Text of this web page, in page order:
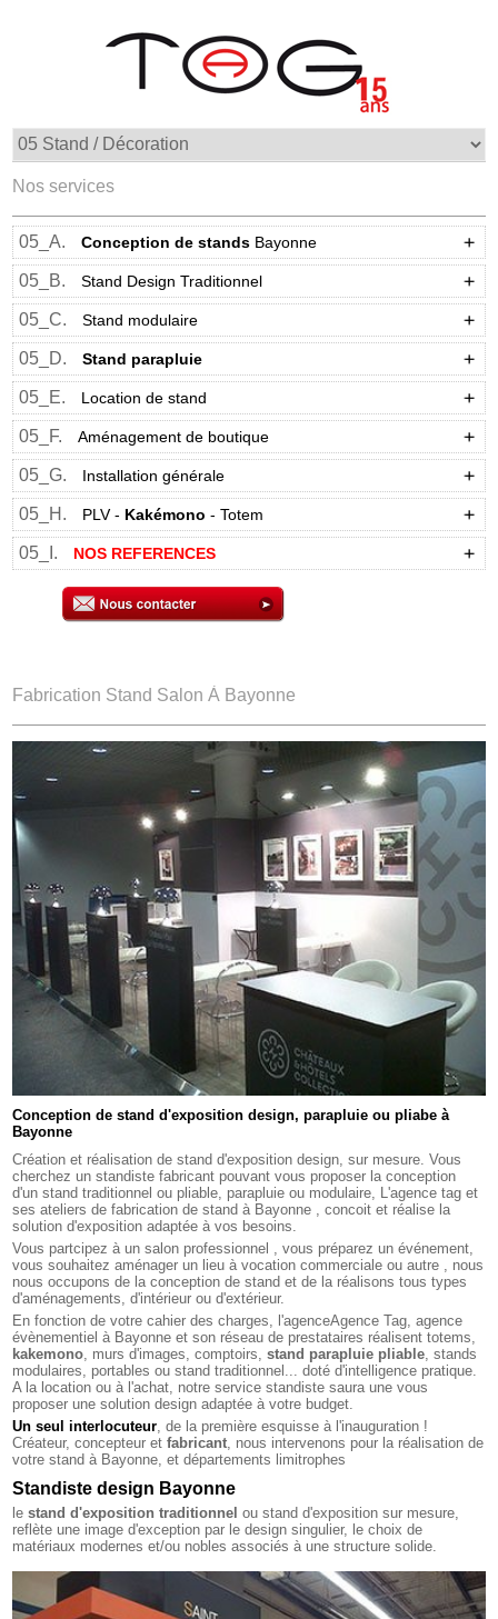
Nos services
05_A. Conception de stands Bayonne
05_B. Stand Design Traditionnel
05_C. Stand modulaire
05_D. Stand parapluie
05_E. Location de stand
05_F. Aménagement de boutique
05_G. Installation générale
05_H. PLV - Kakémono- Totem
05_I. NOS REFERENCES
Fabrication Stand Salon À Bayonne
Conception de stand d'exposition design, parapluie ou pliabe à
Bayonne
Création et réalisation de stand d'exposition design, sur mesure. Vous
cherchez un standiste fabricant pouvant vous proposer la conception
d'un stand traditionnel ou pliable, parapluie ou modulaire, L'agence tag et
ses ateliers de fabrication de stand à Bayonne , concoit et réalise la
solution d'exposition adaptée à vos besoins.
Vous partcipez à un salon professionnel , vous préparez un événement,
vous souhaitez aménager un lieu à vocation commerciale ou autre , nous
nous occupons de la conception de stand et de la réalisons tous types
d'aménagements, d'intérieur ou d'extérieur.
En fonction de votre cahier des charges, l'agenceAgence Tag, agence
évènementiel à Bayonne et son réseau de prestataires réalisent totems,
kakemono , murs d'images, comptoirs,stand parapluie pliable , stands
modulaires, portables ou stand traditionnel... doté d'intelligence pratique.
A la location ou à l'achat, notre service standiste saura une vous
proposer une solution design adaptée à votre budget.
Un seul interlocuteur , de la première esquisse à l'inauguration !
Créateur, concepteur etfabricant , nous intervenons pour la réalisation de
votre stand à Bayonne, et départements limitrophes
Standiste design Bayonne
le stand d'exposition traditionnel ou stand d'exposition sur mesure,
reflète une image d'exception par le design singulier, le choix de
matériaux modernes et/ou nobles associés à une structure solide.